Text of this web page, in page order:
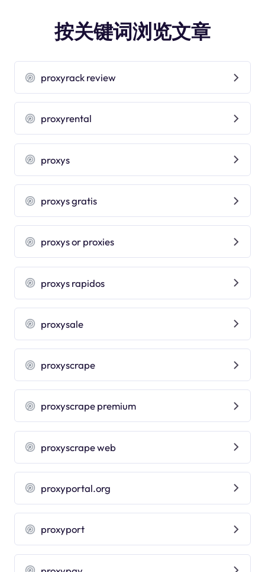
按关键词浏览文章
proxyrack review
proxyrental
proxys
proxys gratis
proxys or proxies
proxys rapidos
proxysale
proxyscrape
proxyscrape premium
proxyscrape web
proxyportal.org
proxyport